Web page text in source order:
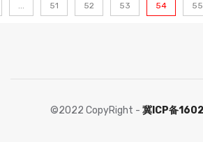
... 51 52 53 54 55
©2022 CopyRight - 冀ICP备